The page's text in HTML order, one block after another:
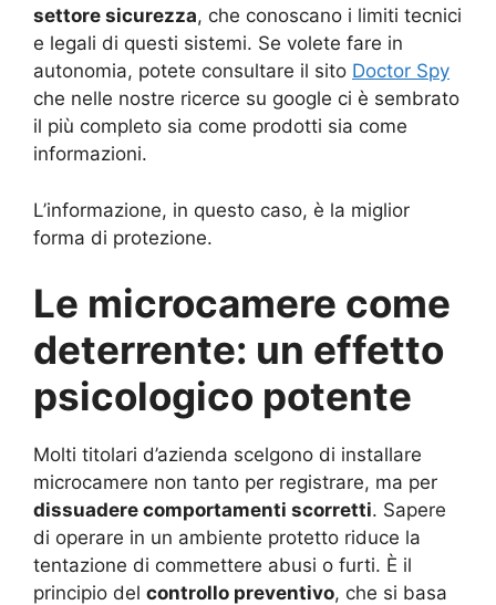
settore sicurezza, che conoscano i limiti tecnici
e legali di questi sistemi. Se volete fare in
autonomia, potete consultare il sito Doctor Spy
che nelle nostre ricerce su google ci è sembrato
il più completo sia come prodotti sia come
informazioni.
L’informazione, in questo caso, è la miglior
forma di protezione.
Le microcamere come
deterrente: un effetto
psicologico potente
Molti titolari d’azienda scelgono di installare
microcamere non tanto per registrare, ma per
dissuadere comportamenti scorretti. Sapere
di operare in un ambiente protetto riduce la
tentazione di commettere abusi o furti. È il
principio del controllo preventivo, che si basa